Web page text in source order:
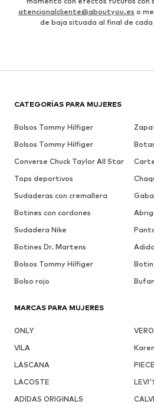
atencionalcliente@aboutyou.es o
de baja situada al final de
CATEGORÍAS PARA MUJERES
Bolsos Tommy Hilfiger
Bolsos Tommy Hilfiger
Converse Chuck Taylor All Star
Tops deportivos
Sudaderas con cremallera
Botines con cordones
Sudadera Nike
Botines Dr. Martens
Bolsos Tommy Hilfiger
Bolso rojo
MARCAS PARA MUJERES
ONLY
VILA
LASCANA
LACOSTE
ADIDAS ORIGINALS